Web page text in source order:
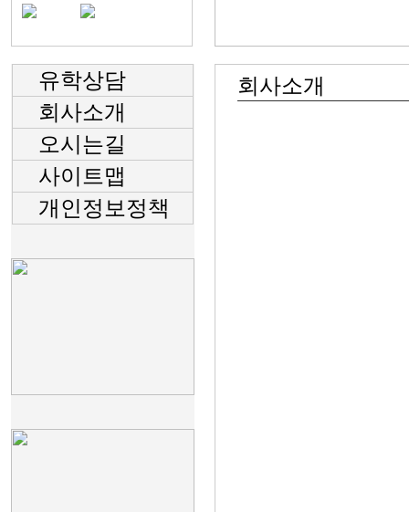
유학상담
회사소개
오시는길
사이트맵
개인정보정책
회사소개